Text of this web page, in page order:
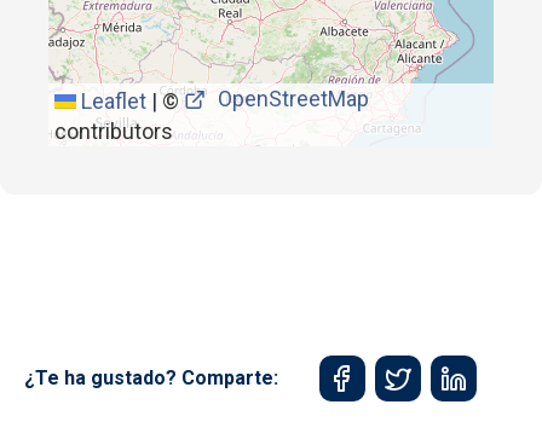
Leaflet |©
OpenStreetMap
contributors
¿Te ha gustado? Comparte: